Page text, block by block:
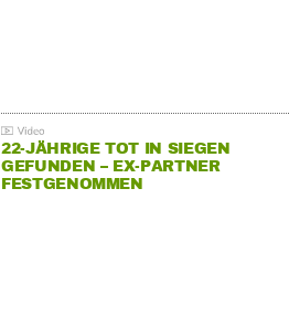
22-JÄHRIGE TOT IN SIEGEN
GEFUNDEN – EX-PARTNER
FESTGENOMMEN